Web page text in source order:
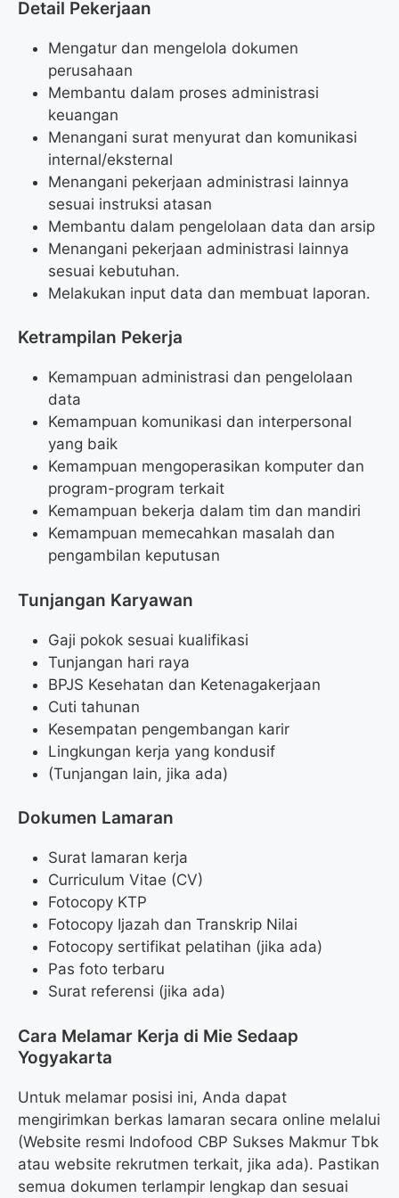
Detail Pekerjaan
Mengatur dan mengelola dokumen
perusahaan
Membantu dalam proses administrasi
keuangan
Menangani surat menyurat dan komunikasi
internal/eksternal
Menangani pekerjaan administrasi lainnya
sesuai instruksi atasan
Membantu dalam pengelolaan data dan arsip
Menangani pekerjaan administrasi lainnya
sesuai kebutuhan.
Melakukan input data dan membuat laporan.
Ketrampilan Pekerja
Kemampuan administrasi dan pengelolaan
data
Kemampuan komunikasi dan interpersonal
yang baik
Kemampuan mengoperasikan komputer dan
program-program terkait
Kemampuan bekerja dalam tim dan mandiri
Kemampuan memecahkan masalah dan
pengambilan keputusan
Tunjangan Karyawan
Gaji pokok sesuai kualifikasi
Tunjangan hari raya
BPJS Kesehatan dan Ketenagakerjaan
Cuti tahunan
Kesempatan pengembangan karir
Lingkungan kerja yang kondusif
(Tunjangan lain, jika ada)
Dokumen Lamaran
Surat lamaran kerja
Curriculum Vitae (CV)
Fotocopy KTP
Fotocopy Ijazah dan Transkrip Nilai
Fotocopy sertifikat pelatihan (jika ada)
Pas foto terbaru
Surat referensi (jika ada)
Cara Melamar Kerja di Mie Sedaap
Yogyakarta
Untuk melamar posisi ini, Anda dapat
mengirimkan berkas lamaran secara online melalui
(Website resmi Indofood CBP Sukses Makmur Tbk
atau website rekrutmen terkait, jika ada). Pastikan
semua dokumen terlampir lengkap dan sesuai